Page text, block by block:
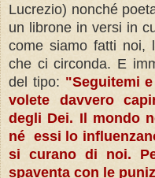
Lucrezio) nonché
un librone in versi in
come siamo fatti noi,
che ci circonda. E
del tipo: "Seguitemi
volete davvero
degli Dei. Il mondo
né essi lo
si curano di noi.
spaventa con le